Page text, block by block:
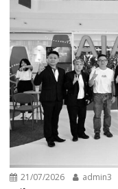
21/07/2026 admin3